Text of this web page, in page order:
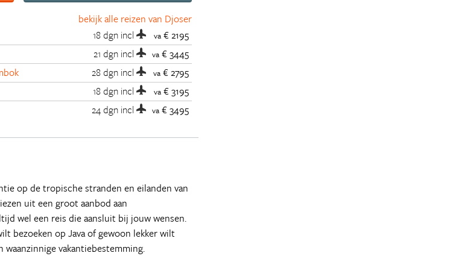
bekijk alle reizen van Djoser
18 dgn incl va € 2195
21 dgn incl va € 3445
28 dgn incl va € 2795
18 dgn incl va € 3195
24 dgn incl va € 3495
op de tropische stranden en eilanden van
uit een groot aanbod aan
wel een reis die aansluit bij jouw wensen.
bezoeken op Java of gewoon lekker wilt
vakantiebestemming.